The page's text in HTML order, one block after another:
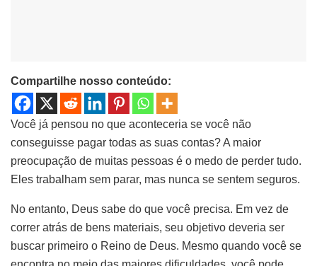
Compartilhe nosso conteúdo:
Você já pensou no que aconteceria se você não
conseguisse pagar todas as suas contas? A maior
preocupação de muitas pessoas é o medo de perder tudo.
Eles trabalham sem parar, mas nunca se sentem seguros.
No entanto, Deus sabe do que você precisa. Em vez de
correr atrás de bens materiais, seu objetivo deveria ser
buscar primeiro o Reino de Deus. Mesmo quando você se